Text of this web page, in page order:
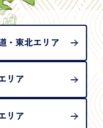
ため）。補助書類
・東北エリア
リア
リア